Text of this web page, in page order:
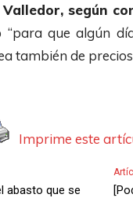
según
“para que algún
también de
Imprime este
abasto que se